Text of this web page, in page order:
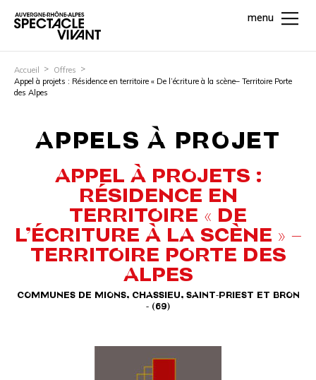
menu
Accueil
Offres
Appel à projets : Résidence en territoire « De l’écriture à la scène– Territoire Porte
des Alpes
APPELS À PROJET
APPEL À PROJETS :
RÉSIDENCE EN
TERRITOIRE « DE
L’ÉCRITURE À LA SCÈNE » –
TERRITOIRE PORTE DES
ALPES
COMMUNES DE MIONS, CHASSIEU, SAINT-PRIEST ET BRON
- (69)